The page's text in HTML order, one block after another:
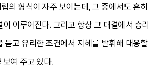
의 형식이 자주 보이는데, 그 중에서도 흔
이루어진다. 그리고 항상 그 대결에서 승
듣고 유리한 조건에서 지혜를 발휘해 대응
여 주고 있다.